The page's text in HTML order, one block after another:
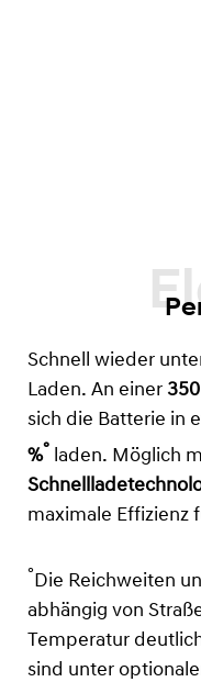
Schnell wieder
Laden. An einer
sich die Batterie in
%° laden. Möglich
maximale Effizienz
° Die Reichweiten
abhängig von
Temperatur
sind unter